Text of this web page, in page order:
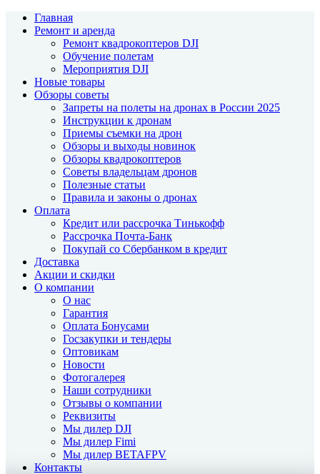
Главная
Ремонт и аренда
Ремонт квадрокоптеров DJI
Обучение полетам
Мероприятия DJI
Новые товары
Обзоры советы
Запреты на полеты на дронах в России 2025
Инструкции к дронам
Приемы съемки на дрон
Обзоры и выходы новинок
Обзоры квадрокоптеров
Советы владельцам дронов
Полезные статьи
Правила и законы о дронах
Оплата
Кредит или рассрочка Тинькофф
Рассрочка Почта-Банк
Покупай со Сбербанком в кредит
Доставка
Акции и скидки
О компании
О нас
Гарантия
Оплата Бонусами
Госзакупки и тендеры
Оптовикам
Новости
Фотогалерея
Наши сотрудники
Отзывы о компании
Реквизиты
Мы дилер DJI
Мы дилер Fimi
Мы дилер BETAFPV
Контакты